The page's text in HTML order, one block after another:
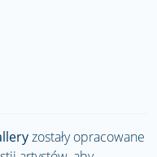
zostały opracowane